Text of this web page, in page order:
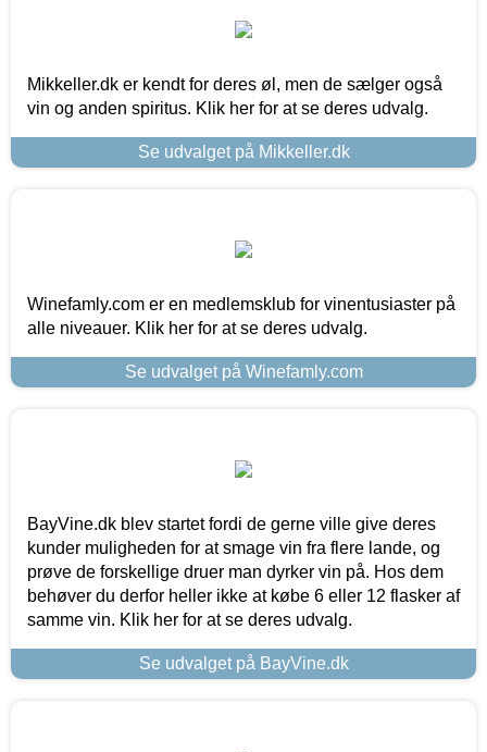
Mikkeller.dk er kendt for deres øl, men de sælger også
vin og anden spiritus. Klik her for at se deres udvalg.
Se udvalget på Mikkeller.dk
Winefamly.com er en medlemsklub for vinentusiaster på
alle niveauer. Klik her for at se deres udvalg.
Se udvalget på Winefamly.com
BayVine.dk blev startet fordi de gerne ville give deres
kunder muligheden for at smage vin fra flere lande, og
prøve de forskellige druer man dyrker vin på. Hos dem
behøver du derfor heller ikke at købe 6 eller 12 flasker af
samme vin. Klik her for at se deres udvalg.
Se udvalget på BayVine.dk